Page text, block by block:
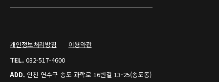
TEL. 032-517-4600
ADD. 인천 연수구 송도 과학로 16번길 13-25(송도동)
개인정보처리방침 이용약관